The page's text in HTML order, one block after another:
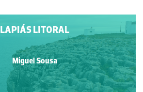
LAPIÁS LITORAL
Miguel Sousa